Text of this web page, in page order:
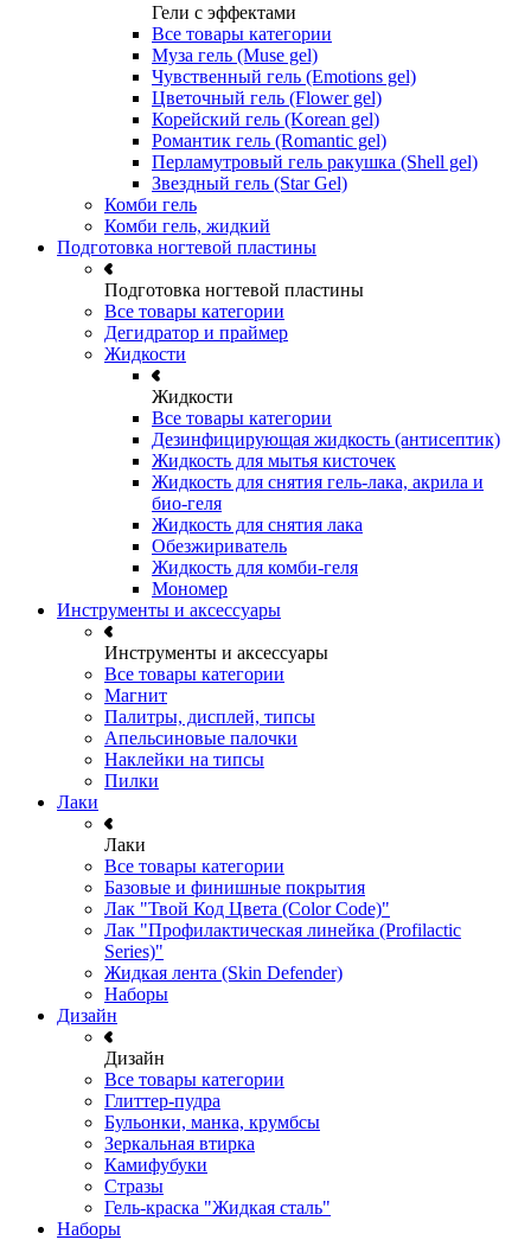
Гели с эффектами
Все товары категории
Муза гель (Muse gel)
Чувственный гель (Emotions gel)
Цветочный гель (Flower gel)
Корейский гель (Korean gel)
Романтик гель (Romantic gel)
Перламутровый гель ракушка (Shell gel)
Звездный гель (Star Gel)
Комби гель
Комби гель, жидкий
Подготовка ногтевой пластины
Подготовка ногтевой пластины
Все товары категории
Дегидратор и праймер
Жидкости
Жидкости
Все товары категории
Дезинфицирующая жидкость (антисептик)
Жидкость для мытья кисточек
Жидкость для снятия гель-лака, акрила и
био-геля
Жидкость для снятия лака
Обезжириватель
Жидкость для комби-геля
Мономер
Инструменты и аксессуары
Инструменты и аксессуары
Все товары категории
Магнит
Палитры, дисплей, типсы
Апельсиновые палочки
Наклейки на типсы
Пилки
Лаки
Лаки
Все товары категории
Базовые и финишные покрытия
Лак "Твой Код Цвета (Color Code)"
Лак "Профилактическая линейка (Profilactic
Series)"
Жидкая лента (Skin Defender)
Наборы
Дизайн
Дизайн
Все товары категории
Глиттер-пудра
Бульонки, манка, крумбсы
Зеркальная втирка
Камифубуки
Стразы
Гель-краска "Жидкая сталь"
Наборы